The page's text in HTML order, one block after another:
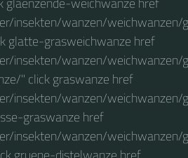
insekten/wanzen/weichwanzen/
glatte-grasweichwanze href
insekten/wanzen/
" click graswanze href
insekten/wanzen/weichwanzen/
graswanze href
insekten/wanzen/weichwanzen/